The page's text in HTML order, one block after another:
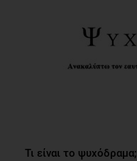
Τι είναι το ψυχόδραμα;